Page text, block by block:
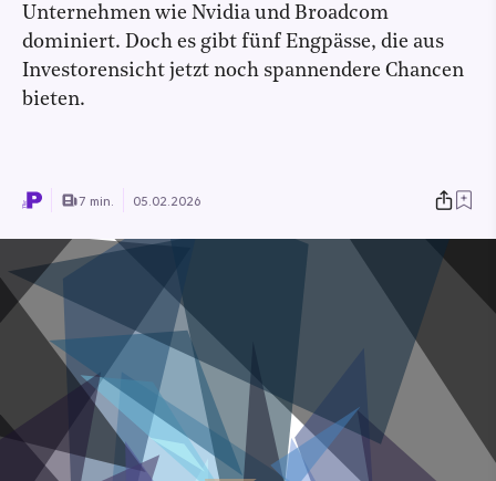
Unternehmen wie Nvidia und Broadcom
dominiert. Doch es gibt fünf Engpässe, die aus
Investorensicht jetzt noch spannendere Chancen
bieten.
7 min. 05.02.2026